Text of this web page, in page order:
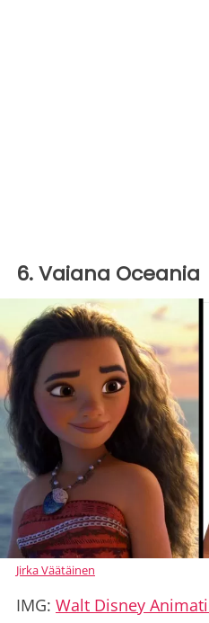
6. Vaiana Oceania
Jirka Väätäinen
IMG: Walt Disney